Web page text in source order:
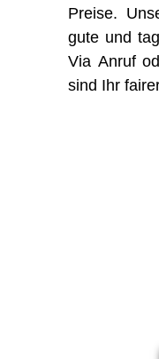
Preise.
gute und
Via Anruf
sind Ihr